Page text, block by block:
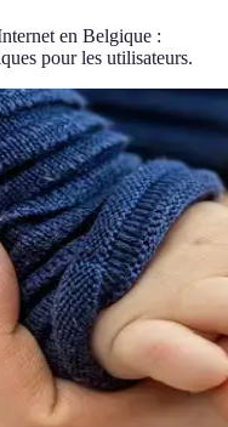
en Belgique :
pour les utilisateurs.